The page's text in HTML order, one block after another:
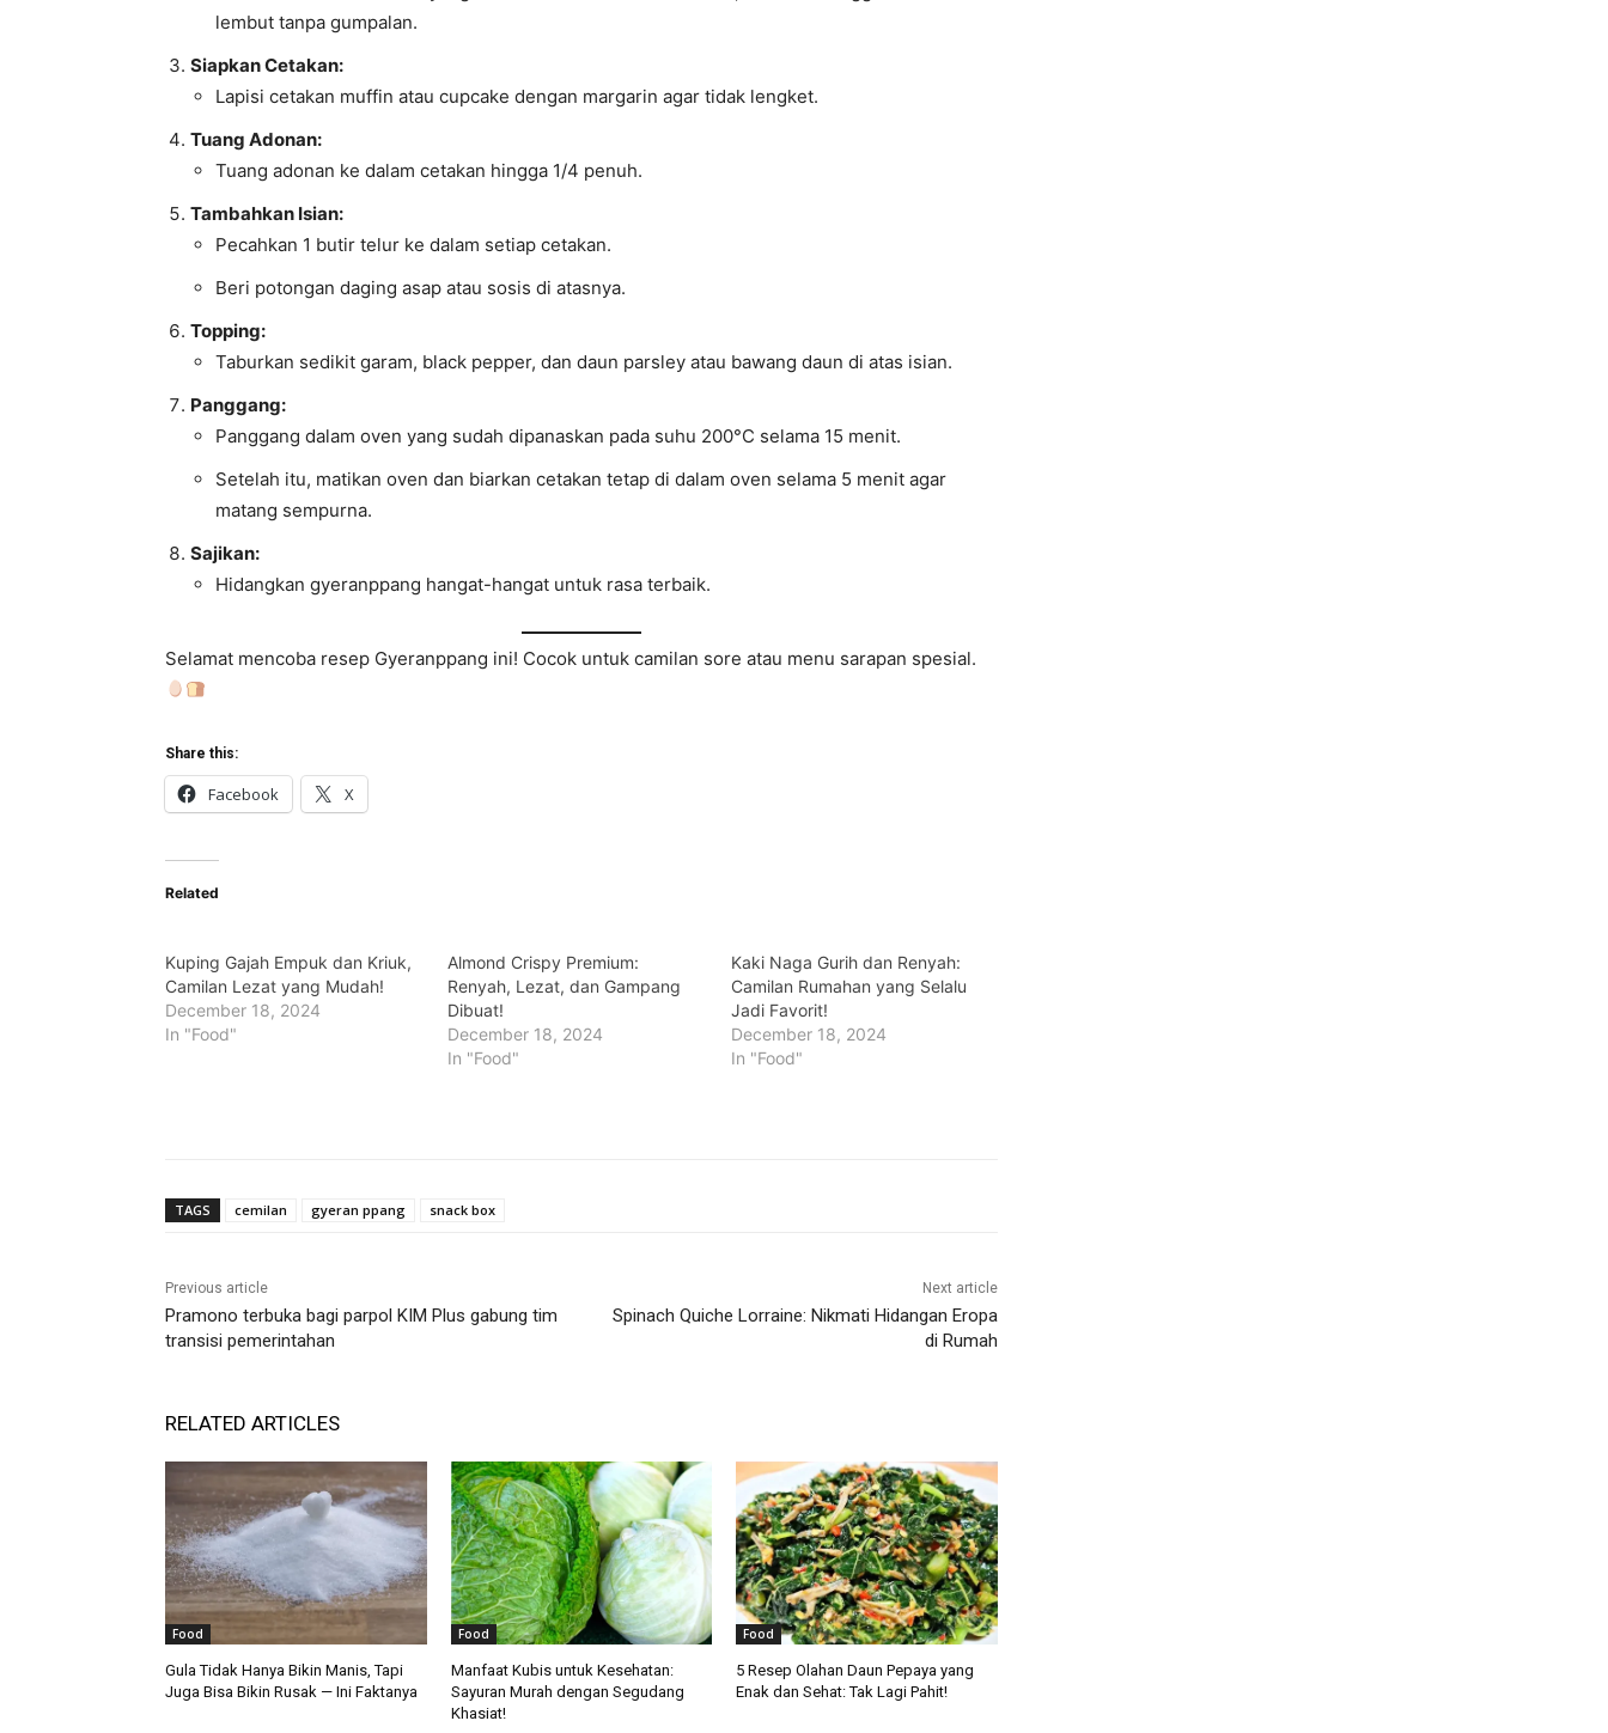
lembut tanpa gumpalan.
Siapkan Cetakan:
Lapisi cetakan muffin atau cupcake dengan margarin agar tidak lengket.
Tuang Adonan:
Tuang adonan ke dalam cetakan hingga 1/4 penuh.
Tambahkan Isian:
Pecahkan 1 butir telur ke dalam setiap cetakan.
Beri potongan daging asap atau sosis di atasnya.
Topping:
Taburkan sedikit garam, black pepper, dan daun parsley atau bawang daun di atas isian.
Panggang:
Panggang dalam oven yang sudah dipanaskan pada suhu 200°C selama 15 menit.
Setelah itu, matikan oven dan biarkan cetakan tetap di dalam oven selama 5 menit agar
matang sempurna.
Sajikan:
Hidangkan gyeranppang hangat-hangat untuk rasa terbaik.
Selamat mencoba resep Gyeranppang ini! Cocok untuk camilan sore atau menu sarapan spesial.
Share this:
Facebook X
Related
Kuping Gajah Empuk dan Kriuk,
Camilan Lezat yang Mudah!
December 18, 2024
In "Food"
Almond Crispy Premium:
Renyah, Lezat, dan Gampang
Dibuat!
December 18, 2024
In "Food"
Kaki Naga Gurih dan Renyah:
Camilan Rumahan yang Selalu
Jadi Favorit!
December 18, 2024
In "Food"
TAGS cemilan gyeran ppang snack box
Previous article
Pramono terbuka bagi parpol KIM Plus gabung tim
transisi pemerintahan
Next article
Spinach Quiche Lorraine: Nikmati Hidangan Eropa
di Rumah
RELATED ARTICLES
Food
Gula Tidak Hanya Bikin Manis, Tapi
Juga Bisa Bikin Rusak — Ini Faktanya
Food
Manfaat Kubis untuk Kesehatan:
Sayuran Murah dengan Segudang
Khasiat!
Food
5 Resep Olahan Daun Pepaya yang
Enak dan Sehat: Tak Lagi Pahit!